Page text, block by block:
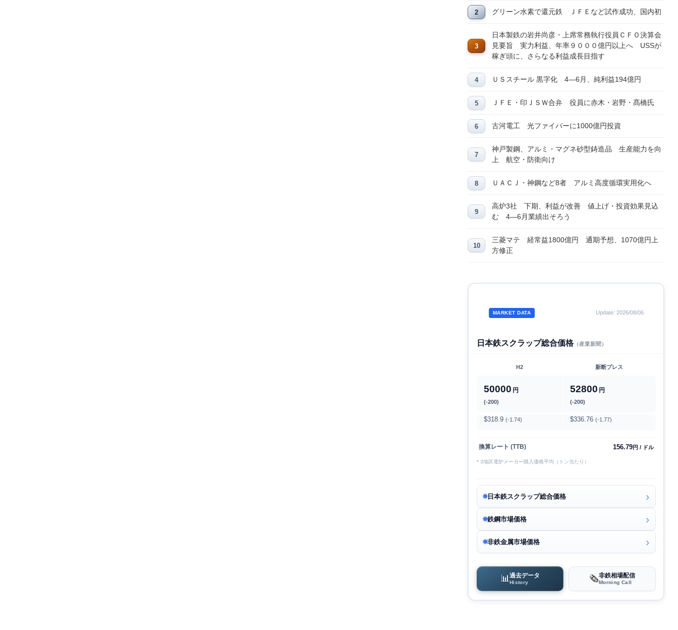
グリーン水素で還元鉄 ＪＦＥなど試作成功、国内初
日本製鉄の岩井尚彦・上席常務執行役員ＣＦＯ決算会
見要旨 実力利益、年率９０００億円以上へ USSが
稼ぎ頭に、さらなる利益成長目指す
ＵＳスチール 黒字化 4―6月、純利益194億円
ＪＦＥ・印ＪＳＷ合弁 役員に赤木・岩野・髙橋氏
古河電工 光ファイバーに1000億円投資
神戸製鋼、アルミ・マグネ砂型鋳造品 生産能力を向
上 航空・防衛向け
ＵＡＣＪ・神鋼など8者 アルミ高度循環実用化へ
高炉3社 下期、利益が改善 値上げ・投資効果見込
む 4―6月業績出そろう
三菱マテ 経常益1800億円 通期予想、1070億円上
方修正
MARKET DATA Update: 2026/08/06
日本鉄スクラップ総合価格（産業新聞）
H2 新断プレス
50000 円
(-200)
52800 円
(-200)
$318.9 (-1.74) $336.76 (-1.77)
換算レート (TTB) 156.79円 / ドル
* 3地区電炉メーカー購入価格平均（トン当たり）
日本鉄スクラップ総合価格
鉄鋼市場価格
非鉄金属市場価格
📊 過去データ
History 🗞️非鉄相場配信
Morning Call